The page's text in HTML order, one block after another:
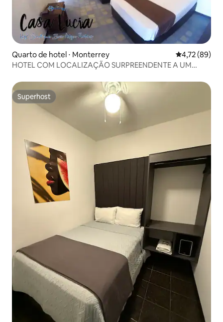
Quarto de hotel ⋅ Monterrey 4,72 de uma
4,72 (89)
HOTEL COM LOCALIZAÇÃO SURPREENDENTE A UM
Superhost
Superhost